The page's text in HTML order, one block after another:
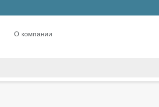
О компании